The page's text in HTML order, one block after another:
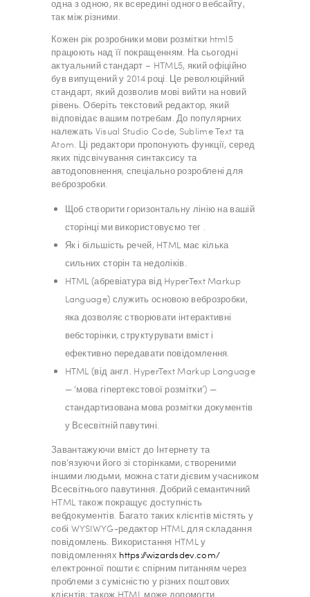
одна з одною, як всередині одного вебсайту,
так між різними.
Кожен рік розробники мови розмітки html5
працюють над її покращенням. На сьогодні
актуальний стандарт – HTML5, який офіційно
був випущений у 2014 році. Це революційний
стандарт, який дозволив мові вийти на новий
рівень. Оберіть текстовий редактор, який
відповідає вашим потребам. До популярних
належать Visual Studio Code, Sublime Text та
Atom. Ці редактори пропонують функції, серед
яких підсвічування синтаксису та
автодоповнення, спеціально розроблені для
веброзробки.
Щоб створити горизонтальну лінію на вашій
сторінці ми використовуємо тег .
Як і більшість речей, HTML має кілька
сильних сторін та недоліків.
HTML (абревіатура від HyperText Markup
Language) служить основою веброзробки,
яка дозволяє створювати інтерактивні
вебсторінки, структурувати вміст і
ефективно передавати повідомлення.
HTML (від англ. HyperText Markup Language
— ‘мова гіпертекстової розмітки’) —
стандартизована мова розмітки документів
у Всесвітній павутині.
Завантажуючи вміст до Інтернету та
пов’язуючи його зі сторінками, створеними
іншими людьми, можна стати дієвим учасником
Всесвітнього павутиння. Добрий семантичний
HTML також покращує доступність
вебдокументів. Багато таких клієнтів містять у
собі WYSIWYG-редактор HTML для складання
повідомлень. Використання HTML у
повідомленнях https://wizardsdev.com/
електронної пошти є спірним питанням через
проблеми з сумісністю у різних поштових
клієнтів; також HTML може допомогти